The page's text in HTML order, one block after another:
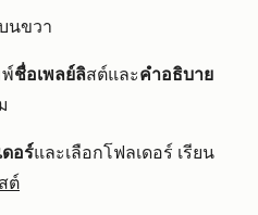
นขวา
ชื่อเพลย์ลิสต์และคำอธิบาย
ดอร์และเลือกโฟลเดอร์ เรียน
ต์